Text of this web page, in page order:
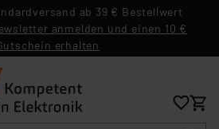
ab 39 € Bestellwert
anmelden und einen 10 €
erhalten